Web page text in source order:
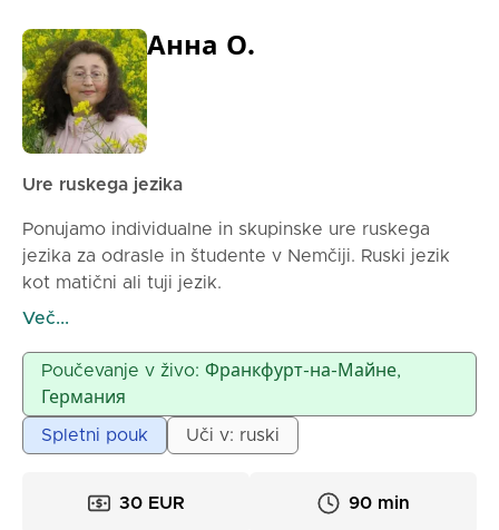
Анна О.
Ure ruskega jezika
Ponujamo individualne in skupinske ure ruskega
jezika za odrasle in študente v Nemčiji. Ruski jezik
kot matični ali tuji jezik.
Razumevamo zahtevnost, zato izbiramo programe
Uporabljamo preverjeno učinkovito metodologijo.
Izkušnje poučevanja - več kot 30 let.
Več...
Poučevanje v živo: Франкфурт-на-Майне,
Германия
Spletni pouk Uči v: ruski
30 EUR 90 min